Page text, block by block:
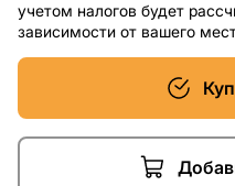
учетом налогов будет
зависимости от вашего